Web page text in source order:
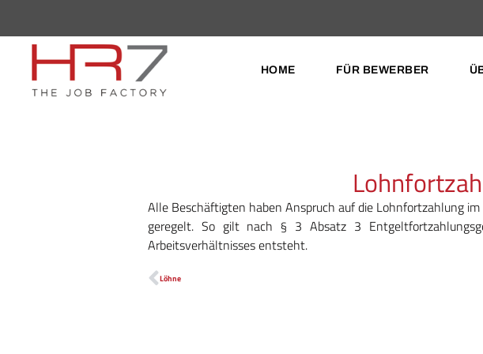
HOME FÜR BEWERBER
Alle Beschäftigten haben Anspruch auf die Lohnfortzahlung
geregelt. So gilt nach § 3 Absatz 3
Arbeitsverhältnisses entsteht.
Löhne